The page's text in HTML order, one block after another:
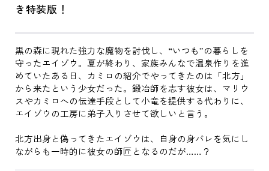
き特装版！
黒の森に現れた強力な魔物を討伐し、“いつも”の暮らしを
守ったエイゾウ。夏が終わり、家族みんなで温泉作りを進
めていたある日、カミロの紹介でやってきたのは「北方」
から来たという少女だった。鍛冶師を志す彼女は、マリウ
スやカミロへの伝達手段として小竜を提供する代わりに、
エイゾウの工房に弟子入りさせて欲しいと言う。
北方出身と偽ってきたエイゾウは、自身の身バレを気にし
ながらも一時的に彼女の師匠となるのだが……？